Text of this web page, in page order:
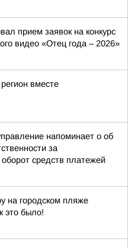
прием заявок на конкурс
видео «Отец года – 2026»
вместе
напоминает о об
за
средств платежей
на городском пляже
это было!